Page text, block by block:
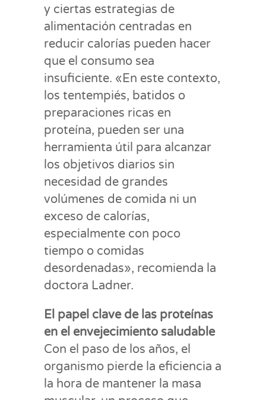
y ciertas estrategias de
alimentación centradas en
reducir calorías pueden hacer
que el consumo sea
insuficiente. «En este contexto,
los tentempiés, batidos o
preparaciones ricas en
proteína, pueden ser una
herramienta útil para alcanzar
los objetivos diarios sin
necesidad de grandes
volúmenes de comida ni un
exceso de calorías,
especialmente con poco
tiempo o comidas
desordenadas», recomienda la
doctora Ladner.
El papel clave de las proteínas
en el envejecimiento saludable
Con el paso de los años, el
organismo pierde la eficiencia a
la hora de mantener la masa